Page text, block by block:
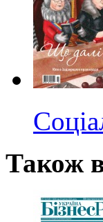
Також